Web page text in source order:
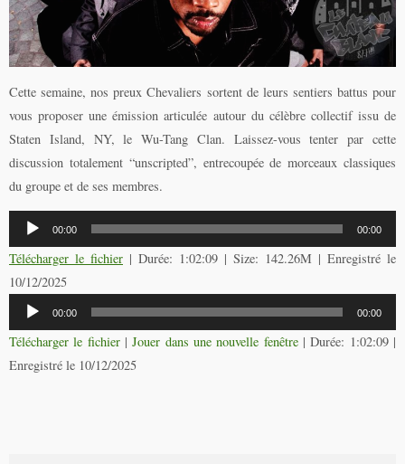
Cette semaine, nos preux Chevaliers sortent de leurs sentiers battus pour
vous proposer une émission articulée autour du célèbre collectif issu de
Staten Island, NY, le Wu-Tang Clan. Laissez-vous tenter par cette
discussion totalement “unscripted”, entrecoupée de morceaux classiques
du groupe et de ses membres.
Lecteur
audio
00:00 00:00
Télécharger le fichier | Durée: 1:02:09 | Size: 142.26M | Enregistré le
10/12/2025
Lecteur
audio
00:00 00:00
Télécharger le fichier|Jouer dans une nouvelle fenêtre|Durée: 1:02:09|
Enregistré le 10/12/2025